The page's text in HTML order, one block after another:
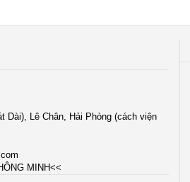
Dài), Lê Chân, Hải Phòng (cách viện
MINH<<